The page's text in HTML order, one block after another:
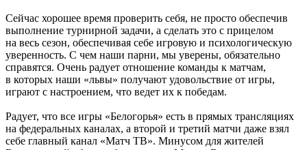
Сейчас хорошее время проверить себя, не просто обеспечив
выполнение турнирной задачи, а сделать это с прицелом
на весь сезон, обеспечивая себе игровую и психологическую
уверенность. С чем наши парни, мы уверены, обязательно
справятся. Очень радует отношение команды к матчам,
в которых наши «львы» получают удовольствие от игры,
играют с настроением, что ведет их к победам.
Радует, что все игры «Белогорья» есть в прямых трансляциях
на федеральных каналах, а второй и третий матчи даже взял
себе главный канал «Матч ТВ». Минусом для жителей